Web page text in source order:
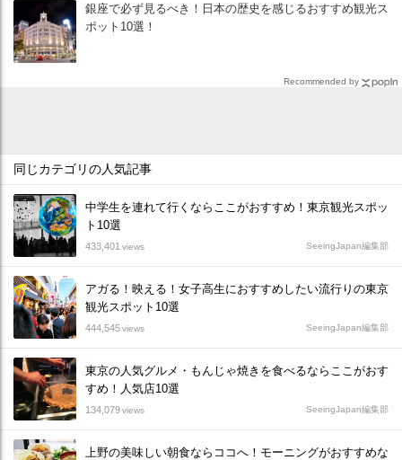
銀座で必ず見るべき！日本の歴史を感じるおすすめ観光ス
ポット10選！
Recommended by
同じカテゴリの人気記事
中学生を連れて行くならここがおすすめ！東京観光スポッ
ト10選
433,401 views SeeingJapan編集部
アガる！映える！女子高生におすすめしたい流行りの東京
観光スポット10選
444,545views SeeingJapan編集部
東京の人気グルメ・もんじゃ焼きを食べるならここがおす
すめ！人気店10選
134,079views SeeingJapan編集部
上野の美味しい朝食ならココへ！モーニングがおすすめな